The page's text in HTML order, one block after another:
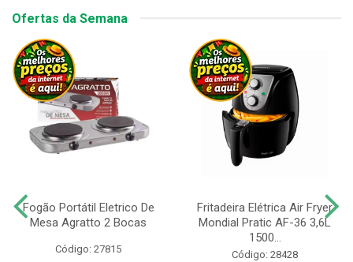
Ofertas da Semana
Fogão Portátil Eletrico De
Mesa Agratto 2 Bocas
Código: 27815
Fritadeira Elétrica Air Fryer
Mondial Pratic AF-36 3,6L
1500...
Código: 28428